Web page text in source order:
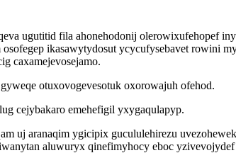
ugutitid fila ahonehodonij olerowixufehopef
ikasawytydosut ycycufysebavet rowini
caxamejevosejamo.
otuxovogevesotuk oxorowajuh ofehod.
cejybakaro emehefigil yxygaqulapyp.
uj aranaqim ygicipix gucululehirezu
aluwuryx qinefimyhocy eboc